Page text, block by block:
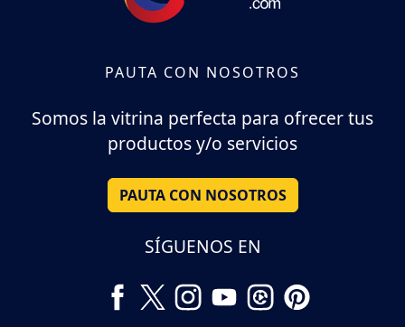
PAUTA CON NOSOTROS
Somos la vitrina perfecta para ofrecer tus
productos y/o servicios
PAUTA CON NOSOTROS
SÍGUENOS EN